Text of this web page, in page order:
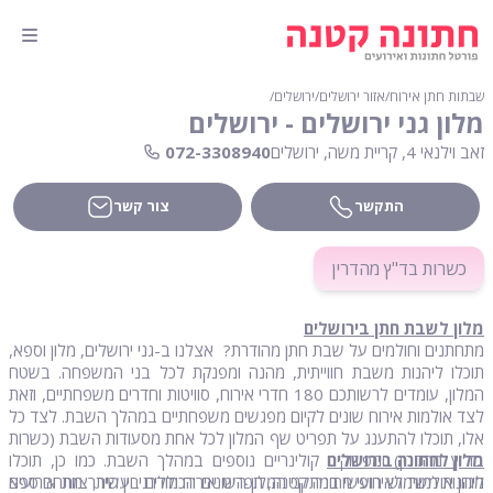
שבתות חתן אירוח∕אזור ירושלים∕ירושלים∕
מלון גני ירושלים - ירושלים
זאב וילנאי 4, קריית משה, ירושלים 072-3308940
התקשר צור קשר
כשרות בד"ץ מהדרין
מלון לשבת חתן בירושלים
מתחתנים וחולמים על שבת חתן מהודרת? אצלנו ב-גני ירושלים, מלון וספא,
תוכלו ליהנות משבת חווייתית, מהנה ומפנקת לכל בני המשפחה. בשטח
המלון, עומדים לרשותכם 180 חדרי אירוח, סוויטות וחדרים משפחתיים, וזאת
לצד אולמות אירוח שונים לקיום מפגשים משפחתיים במהלך השבת. לצד כל
אלו, תוכלו להתענג על תפריט שף המלון לכל אחת מסעודות השבת (כשרות
בד"ץ מהדרין) ומפינוקים קולינריים נוספים במהלך השבת. כמו כן, תוכלו
ליהנות משימוש חופשי במתקני המלון השונים הכוללים בין היתר מתחם ספא
מלון לחתונה בירושלים
מגוון אולמות לאירועי חתונה קטנה, תפריט אירוח מודרני ועשיר, צוות אירועים